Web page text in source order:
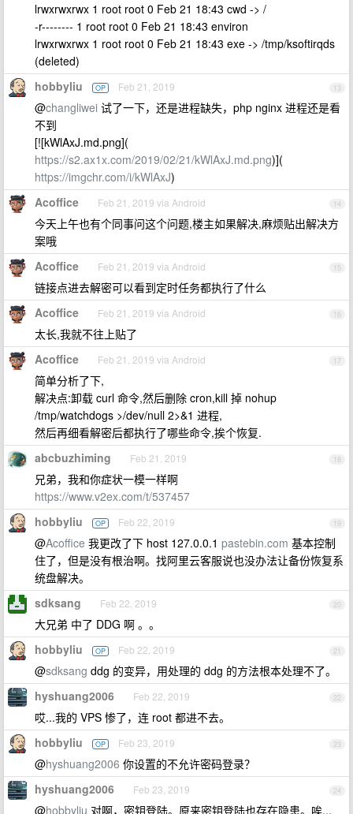
lrwxrwxrwx 1 root root 0 Feb 21 18:43 cwd -> /
-r-------- 1 root root 0 Feb 21 18:43 environ
lrwxrwxrwx 1 root root 0 Feb 21 18:43 exe -> /tmp/ksoftirqds
(deleted)
13
hobbyliu OP Feb 21, 2019
@changliwei 试了一下，还是进程缺失，php nginx 进程还是看
不到
[![kWlAxJ.md.png](
https://s2.ax1x.com/2019/02/21/kWlAxJ.md.png)](
https://imgchr.com/i/kWlAxJ)
14
Acoffice Feb 21, 2019 via Android
今天上午也有个同事问这个问题,楼主如果解决,麻烦贴出解决方
案哦
15
Acoffice Feb 21, 2019 via Android
链接点进去解密可以看到定时任务都执行了什么
16
Acoffice Feb 21, 2019 via Android
太长,我就不往上贴了
17
Acoffice Feb 21, 2019 via Android
简单分析了下,
解决点:卸载 curl 命令,然后删除 cron,kill 掉 nohup
/tmp/watchdogs >/dev/null 2>&1 进程,
然后再细看解密后都执行了哪些命令,挨个恢复.
18
abcbuzhiming Feb 21, 2019
兄弟，我和你症状一模一样啊
https://www.v2ex.com/t/537457
19
hobbyliu OP Feb 22, 2019
@Acoffice 我更改了下 host 127.0.0.1 pastebin.com 基本控制
住了，但是没有根治啊。找阿里云客服说也没办法让备份恢复系
统盘解决。
20
sdksang Feb 22, 2019
大兄弟 中了 DDG 啊 。。
21
hobbyliu OP Feb 22, 2019
@sdksang ddg 的变异，用处理的 ddg 的方法根本处理不了。
22
hyshuang2006 Feb 22, 2019
哎...我的 VPS 惨了，连 root 都进不去。
23
hobbyliu OP Feb 23, 2019
@hyshuang2006 你设置的不允许密码登录？
24
hyshuang2006 Feb 23, 2019
@hobbyliu 对啊，密钥登陆。原来密钥登陆也存在隐患。唉...